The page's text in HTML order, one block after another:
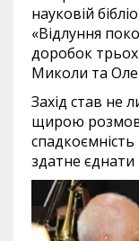
науковій
«Відлуння
доробок трьох
Миколи та
Захід став не
щирою
здатне єднати